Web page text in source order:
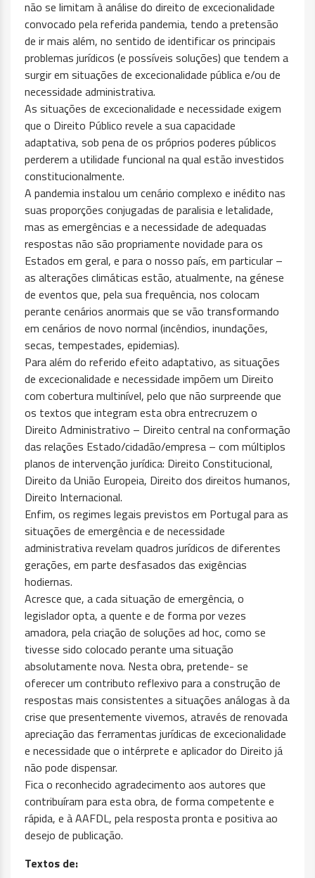
não se limitam à análise do direito de excecionalidade
convocado pela referida pandemia, tendo a pretensão
de ir mais além, no sentido de identificar os principais
problemas jurídicos (e possíveis soluções) que tendem a
surgir em situações de excecionalidade pública e/ou de
necessidade administrativa.​
As situações de excecionalidade e necessidade exigem
que o Direito Público revele a sua capacidade
adaptativa, sob pena de os próprios poderes públicos
perderem a utilidade funcional na qual estão investidos
constitucionalmente.
A pandemia instalou um cenário complexo e inédito nas
suas proporções conjugadas de paralisia e letalidade,
mas as emergências e a necessidade de adequadas
respostas não são propriamente novidade para os
Estados em geral, e para o nosso país, em particular –
as alterações climáticas estão, atualmente, na génese
de eventos que, pela sua frequência, nos colocam
perante cenários anormais que se vão transformando
em cenários de novo normal (incêndios, inundações,
secas, tempestades, epidemias).
Para além do referido efeito adaptativo, as situações
de excecionalidade e necessidade impõem um Direito
com cobertura multinível, pelo que não surpreende que
os textos que integram esta obra entrecruzem o
Direito Administrativo – Direito central na conformação
das relações Estado/cidadão/empresa – com múltiplos
planos de intervenção jurídica: Direito Constitucional,
Direito da União Europeia, Direito dos direitos humanos,
Direito Internacional.
Enfim, os regimes legais previstos em Portugal para as
situações de emergência e de necessidade
administrativa revelam quadros jurídicos de diferentes
gerações, em parte desfasados das exigências
hodiernas.
Acresce que, a cada situação de emergência, o
legislador opta, a quente e de forma por vezes
amadora, pela criação de soluções ad hoc, como se
tivesse sido colocado perante uma situação
absolutamente nova. Nesta obra, pretende- se
oferecer um contributo reflexivo para a construção de
respostas mais consistentes a situações análogas à da
crise que presentemente vivemos, através de renovada
apreciação das ferramentas jurídicas de excecionalidade
e necessidade que o intérprete e aplicador do Direito já
não pode dispensar.
Fica o reconhecido agradecimento aos autores que
contribuíram para esta obra, de forma competente e
rápida, e à AAFDL, pela resposta pronta e positiva ao
desejo de publicação.
Textos de: